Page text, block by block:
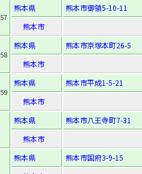
57
熊本県
熊本市御領5-10-11
熊本市
58
熊本県
熊本市京塚本町26-5
熊本市
59
熊本県
熊本市平成1-5-21
熊本市
熊本県
熊本市八王寺町7-31
熊本市
熊本県
熊本市国府3-9-15